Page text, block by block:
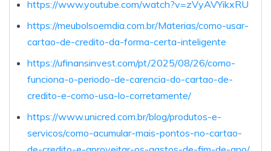
https://www.youtube.com/watch?v=zVyAVYikxRU
https://meubolsoemdia.com.br/Materias/como-usar-
cartao-de-credito-da-forma-certa-inteligente
https://ufinansinvest.com/pt/2025/08/26/como-
funciona-o-periodo-de-carencia-do-cartao-de-
credito-e-como-usa-lo-corretamente/
https://www.unicred.com.br/blog/produtos-e-
servicos/como-acumular-mais-pontos-no-cartao-